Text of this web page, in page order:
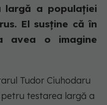
largă a populației
El susține că în
avea o imagine
Tudor Ciuhodaru
testarea largă a